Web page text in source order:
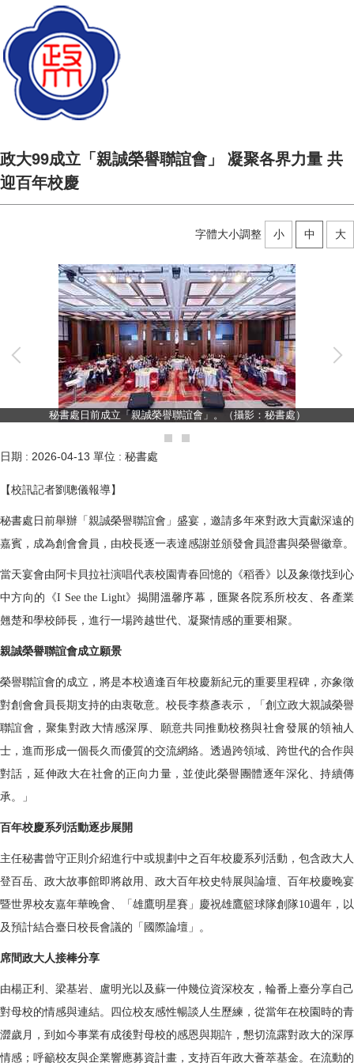
政大99成立「親誠榮譽聯誼會」 凝聚各界力量 共
迎百年校慶
字體大小調整 小 中 大
秘書處日前成立「親誠榮譽聯誼會」。（攝影：秘書處）
日期 : 2026-04-13 單位 : 秘書處
【校訊記者劉聰儀報導】
秘書處日前舉辦「親誠榮譽聯誼會」盛宴，邀請多年來對政大貢獻深遠的
嘉賓，成為創會會員，由校長逐一表達感謝並頒發會員證書與榮譽徽章。
當天宴會由阿卡貝拉社演唱代表校園青春回憶的《稻香》以及象徵找到心
中方向的《I See the Light》揭開溫馨序幕，匯聚各院系所校友、各產業
翹楚和學校師長，進行一場跨越世代、凝聚情感的重要相聚。
親誠榮譽聯誼會成立願景
榮譽聯誼會的成立，將是本校適逢百年校慶新紀元的重要里程碑，亦象徵
對創會會員長期支持的由衷敬意。校長李蔡彥表示，「創立政大親誠榮譽
聯誼會，聚集對政大情感深厚、願意共同推動校務與社會發展的領袖人
士，進而形成一個長久而優質的交流網絡。透過跨領域、跨世代的合作與
對話，延伸政大在社會的正向力量，並使此榮譽團體逐年深化、持續傳
承。」
百年校慶系列活動逐步展開
主任秘書曾守正則介紹進行中或規劃中之百年校慶系列活動，包含政大人
登百岳、政大故事館即將啟用、政大百年校史特展與論壇、百年校慶晚宴
暨世界校友嘉年華晚會、「雄鷹明星賽」慶祝雄鷹籃球隊創隊10週年，以
及預計結合臺日校長會議的「國際論壇」。
席間政大人接棒分享
由楊正利、梁基岩、盧明光以及蘇一仲幾位資深校友，輪番上臺分享自己
對母校的情感與連結。四位校友感性暢談人生歷練，從當年在校園時的青
澀歲月，到如今事業有成後對母校的感恩與期許，懇切流露對政大的深厚
情感；呼籲校友與企業響應募資計畫，支持百年政大薈萃基金。在流動的